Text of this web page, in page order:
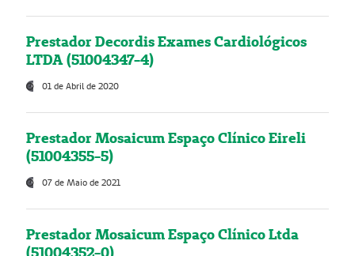
Prestador Decordis Exames Cardiológicos
LTDA (51004347-4)
01 de Abril de 2020
Prestador Mosaicum Espaço Clínico Eireli
(51004355-5)
07 de Maio de 2021
Prestador Mosaicum Espaço Clínico Ltda
(51004352-0)